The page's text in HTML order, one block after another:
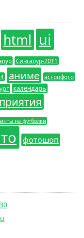
html ui
Сингапур-2011
аниме
астрофото
календарь
на футболки
фотошоп